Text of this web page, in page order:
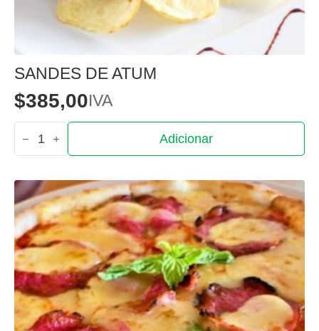
SANDES DE ATUM
$385,00 IVA
Quantidade
de
Sandes
Atum
Adicionar